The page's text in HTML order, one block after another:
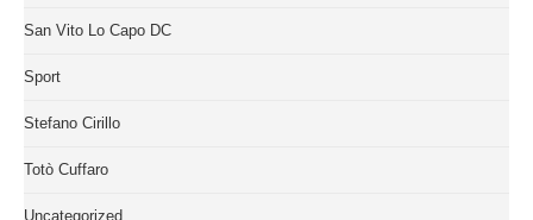
San Vito Lo Capo DC
Sport
Stefano Cirillo
Totò Cuffaro
Uncategorized